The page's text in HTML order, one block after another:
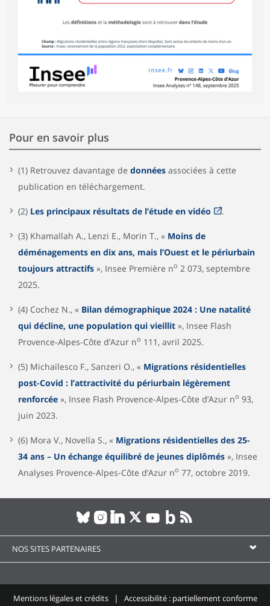
Pour en savoir plus
(1) Retrouvez davantage de données associées à cette
publication en téléchargement.
(2) Les principaux résultats de l’étude en vidéo .
(3) Khamallah A., Lenzi E., Morin T., « Moins de
déménagements en dix ans, mais l’Ouest et le périurbain
toujours attractifs », Insee Première no 2 073, septembre
2025.
(4) Cochez N., « Bilan démographique 2024 : Une natalité
qui décline, une population qui vieillit », Insee Flash
Provence-Alpes-Côte d’Azur no 111, avril 2025.
(5) Michaïlesco F., Sanzeri O., « Migrations résidentielles
post-Covid : l’attractivité du périurbain légèrement
renforcée », Insee Flash Provence-Alpes-Côte d’Azur no 93,
juin 2023.
(6) Mora V., Novella S., « Migrations résidentielles des 25-
34 ans – Un échange équilibré de jeunes diplômés », Insee
Analyses Provence-Alpes-Côte d’Azur no 77, octobre 2019.
NOS SITES PARTENAIRES
Mentions légales et crédits Accessibilité : partiellement conforme